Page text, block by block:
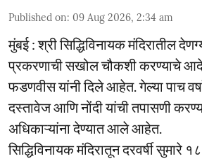
Published on: 09 Aug 2026, 2:34 am
मुंबई : श्री सिद्धिविनायक मंदिरातील
प्रकरणाची सखोल चौकशी करण्याचे
फडणवीस यांनी दिले आहेत. गेल्या पाच
दस्तावेज आणि नोंदी यांची तपासणी
अधिकाऱ्यांना देण्यात आले आहेत.
सिद्धिविनायक मंदिरातून दरवर्षी सुमारे